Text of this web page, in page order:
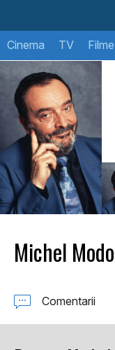
Cinema TV Filme
Michel Modo
Comentarii